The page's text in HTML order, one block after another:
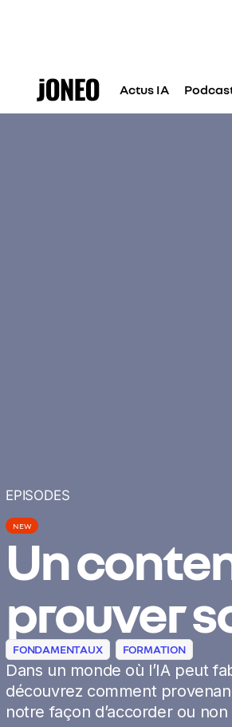
Actus IA
EPISODES
NEW
Un
prouver
FONDAMENTAUX FORMATION
Dans un monde où l’IA peut
découvrez comment
notre façon d’accorder ou